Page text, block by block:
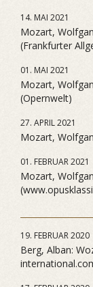
14. MAI 2021
Mozart,
(Frankfurter
01. MAI 2021
Mozart,
(Opernwelt)
27. APRIL 2021
Mozart,
01. FEBRUAR 2021
Mozart,
19. FEBRUAR 2020
Berg, Alban: